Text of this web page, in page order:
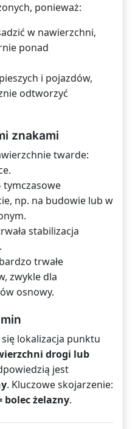
ponieważ:
w nawierzchni,
ponad
i pojazdów,
odtworzyć
znakami
twarde:
np. na budowie lub w
stabilizacja
trwałe
zwykle dla
osnowy.
lokalizacja punktu
drogi lub
jest
. Kluczowe skojarzenie:
żelazny.